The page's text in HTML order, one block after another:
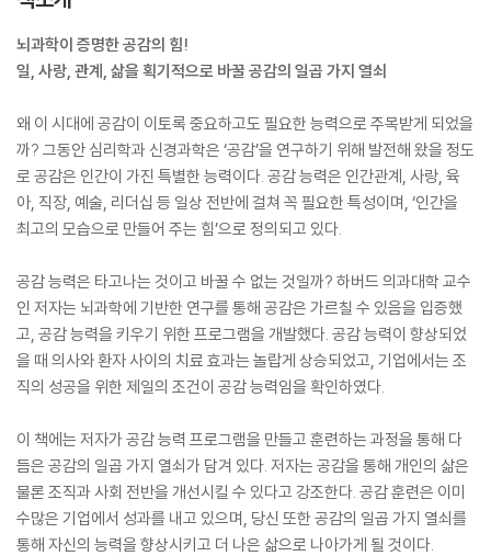
뇌과학이 증명한 공감의 힘!
일, 사랑, 관계, 삶을 획기적으로 바꿀 공감의 일곱 가지 열쇠
왜 이 시대에 공감이 이토록 중요하고도 필요한 능력으로 주목받게 되었을
까? 그동안 심리학과 신경과학은 ‘공감’을 연구하기 위해 발전해 왔을 정도
로 공감은 인간이 가진 특별한 능력이다. 공감 능력은 인간관계, 사랑, 육
아, 직장, 예술, 리더십 등 일상 전반에 걸쳐 꼭 필요한 특성이며, ‘인간을
최고의 모습으로 만들어 주는 힘’으로 정의되고 있다.
공감 능력은 타고나는 것이고 바꿀 수 없는 것일까? 하버드 의과대학 교수
인 저자는 뇌과학에 기반한 연구를 통해 공감은 가르칠 수 있음을 입증했
고, 공감 능력을 키우기 위한 프로그램을 개발했다. 공감 능력이 향상되었
을 때 의사와 환자 사이의 치료 효과는 놀랍게 상승되었고, 기업에서는 조
직의 성공을 위한 제일의 조건이 공감 능력임을 확인하였다.
이 책에는 저자가 공감 능력 프로그램을 만들고 훈련하는 과정을 통해 다
듬은 공감의 일곱 가지 열쇠가 담겨 있다. 저자는 공감을 통해 개인의 삶은
물론 조직과 사회 전반을 개선시킬 수 있다고 강조한다. 공감 훈련은 이미
수많은 기업에서 성과를 내고 있으며, 당신 또한 공감의 일곱 가지 열쇠를
통해 자신의 능력을 향상시키고 더 나은 삶으로 나아가게 될 것이다.